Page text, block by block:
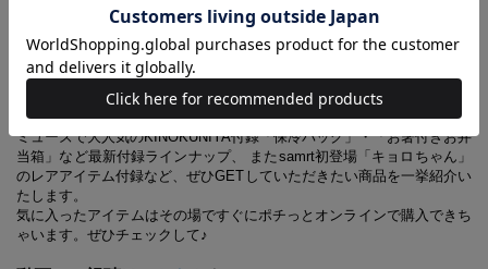
【ライブコマース動画をアーカイブ配信中！】2021/7/29
配信
この夏本当におすすめしたい、1枚でスタイリングがキマる「moz ロン
グTシャツワンピースを使ったアレンジコーディネート紹介や、オトナ
ミューズで大人気のKINOKUNIYA付録「保冷バッグ」・「お箸付きお弁
当箱」など最新付録ラインナップ、 またsamrt初登場「キョロちゃん」
のレアアイテム付録など、ぜひGETしていただきたい商品を一挙紹介い
たします。
気に入ったアイテムはその場ですぐにポチっとオンラインで購入できち
ゃいます。ぜひチェックして♪